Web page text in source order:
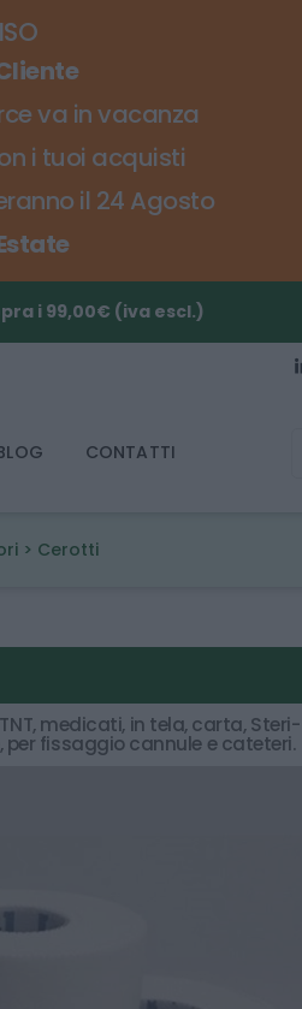
va in vacanza
i tuoi acquisti
il 24 Agosto
i 99,00€ (iva escl.)
CONTATTI
> Cerotti
medicati, in tela, carta, Steri-
per fissaggio cannule e cateteri.